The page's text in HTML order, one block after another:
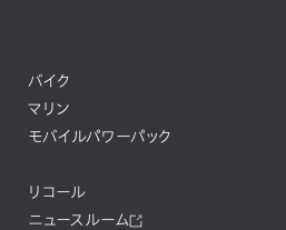
バイク
マリン
モバイルパワーパック
リコール
ニュースルーム